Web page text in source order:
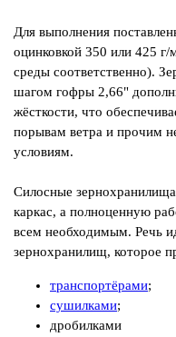
Для выполнения
оцинковкой 350 или 425
среды соответственно).
шагом гофры 2,66"
жёсткости, что
порывам ветра и прочим
условиям.
Силосные
каркас, а полноценную
всем необходимым. Речь
зернохранилищ, которое
транспортёрами;
сушилками;
дробилками